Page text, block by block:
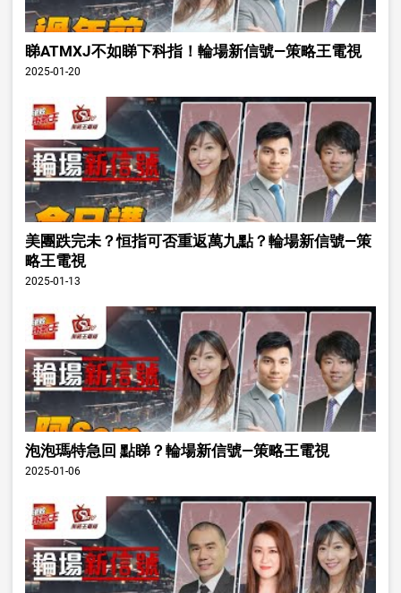
睇ATMXJ不如睇下科指！輪場新信號—策略王電視
2025-01-20
美團跌完未？恒指可否重返萬九點？輪場新信號—策
略王電視
2025-01-13
泡泡瑪特急回 點睇？輪場新信號—策略王電視
2025-01-06